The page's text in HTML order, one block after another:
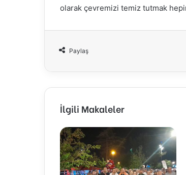
olarak çevremizi temiz tutmak
Paylaş
İlgili Makaleler